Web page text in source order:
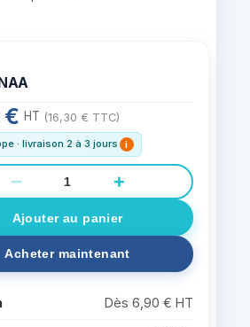
€ HT (16,30 € TTC)
· livraison 2 à 3 jours i
− +
Dès 6,90 € HT